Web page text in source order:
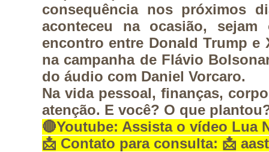
consequência nos próximos
aconteceu na ocasião, sejam
encontro entre Donald Trump
na campanha de Flávio
do áudio com Daniel Vorcaro.
Na vida pessoal, finanças,
atenção. E você? O que
🔴Youtube: Assista o vídeo Lua
📩 Contato para consulta: 📩